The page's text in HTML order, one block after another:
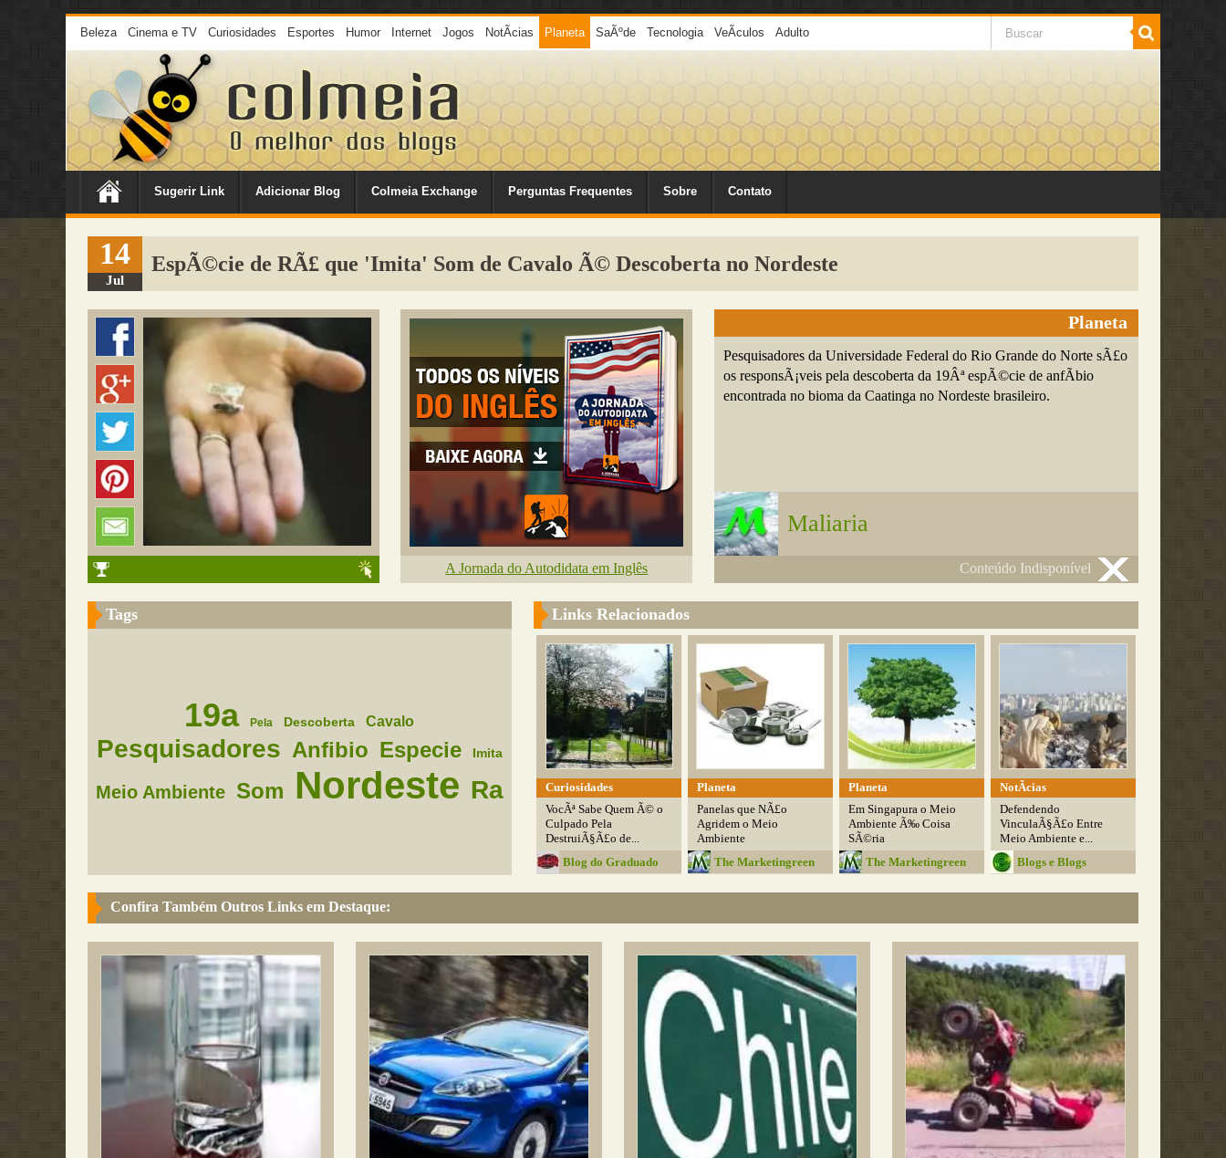
Beleza Cinema e TV Curiosidades Esportes Humor Internet Jogos NotÃ­cias Planeta SaÃºde Tecnologia VeÃ­culos Adulto
Sugerir Link Adicionar Blog Colmeia Exchange Perguntas Frequentes Sobre Contato
14
Jul
EspÃ©cie de RÃ£ que 'Imita' Som de Cavalo Ã© Descoberta no Nordeste
A Jornada do Autodidata em Inglês
Planeta
Pesquisadores da Universidade Federal do Rio Grande do Norte sÃ£o
os responsÃ¡veis pela descoberta da 19Âª espÃ©cie de anfÃ­bio
encontrada no bioma da Caatinga no Nordeste brasileiro.
Maliaria
Conteúdo Indisponível
Tags
19a Pela Descoberta Cavalo
Pesquisadores Anfibio Especie Imita
Meio Ambiente Som Nordeste Ra
Links Relacionados
Curiosidades
VocÃª Sabe Quem Ã© o
Culpado Pela
DestruiÃ§Ã£o de...
Blog do Graduado
Planeta
Panelas que NÃ£o
Agridem o Meio
Ambiente
The Marketingreen
Planeta
Em Singapura o Meio
Ambiente Ã‰ Coisa
SÃ©ria
The Marketingreen
NotÃ­cias
Defendendo
VinculaÃ§Ã£o Entre
Meio Ambiente e...
Blogs e Blogs
Confira Também Outros Links em Destaque: